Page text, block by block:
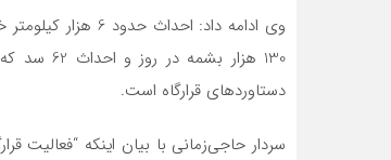
دستاوردهای قرارگاه است.